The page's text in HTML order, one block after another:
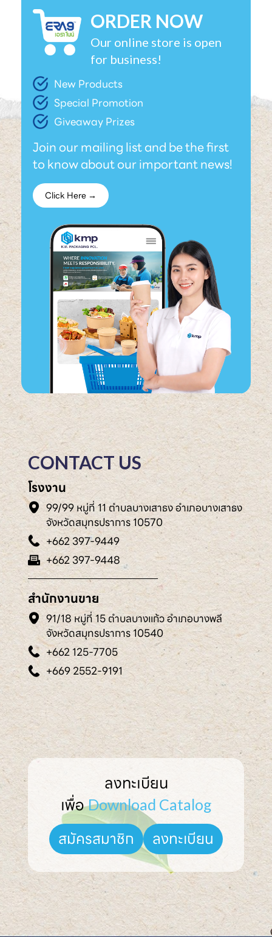
ORDER NOW
Our online store is open
for business!
New Products
Special Promotion
Giveaway Prizes
Join our mailing list and be the first
to know about our important news!
Click Here →
CONTACT US
โรงงาน
99/99 หมู่ที่ 11 ตำบลบางเสาธง อำเภอบางเสาธง
จังหวัดสมุทรปราการ 10570
+662 397-9449
+662 397-9448
สำนักงานขาย
91/18 หมู่ที่ 15 ตำบลบางแก้ว อำเภอบางพลี
จังหวัดสมุทรปราการ 10540
+662 125-7705
+669 2552-9191
ลงทะเบียน
เพื่อ Download Catalog
สมัครสมาชิก ลงทะเบียน